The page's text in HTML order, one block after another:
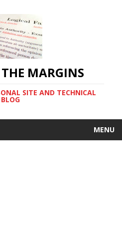
MARGINS
SITE AND TECHNICAL
BLOG
MENU